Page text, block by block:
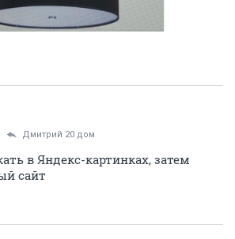
Дмитрий 20 дом
в Яндекс-картинках, затем
сайт